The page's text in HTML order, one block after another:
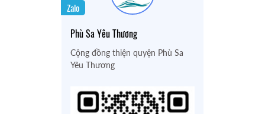
Zalo
Phù Sa Yêu Thương
Cộng đồng thiện quyện Phù Sa
Yêu Thương